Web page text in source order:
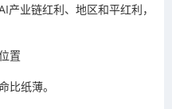
业链红利、地区和平红利，
置
比纸薄。